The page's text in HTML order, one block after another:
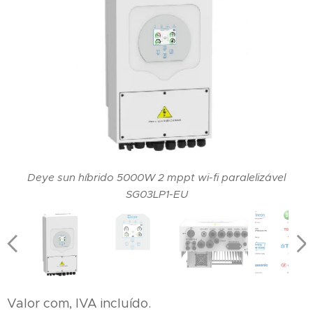
Deye sun híbrido 5000W 2 mppt wi-fi paralelizável
SG03LP1-EU
Valor com, IVA incluído.